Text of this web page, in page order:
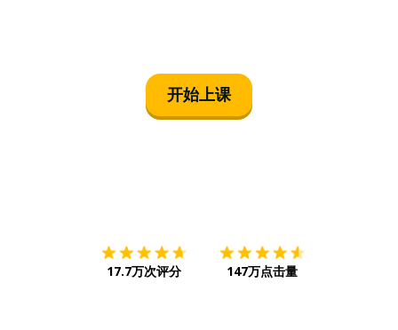
开始上课
17.7万次评分 147万点击量